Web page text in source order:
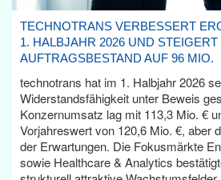
TECHNOTRANS VERBESSERT
1. HALBJAHR 2026 UND STEIGERT
AUFTRAGSBESTAND AUF 96 MIO.
technotrans hat im 1. Halbjahr 2026
Widerstandsfähigkeit unter Beweis
Konzernumsatz lag mit 113,3 Mio. €
Vorjahreswert von 120,6 Mio. €, aber
der Erwartungen. Die Fokusmärkte
sowie Healthcare & Analytics